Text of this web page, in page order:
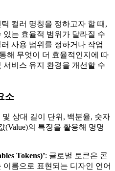
컬러 명칭을 정하고자 할 때,
는 효율적 범위가 달라질 수
사용 범위를 정하거나 작업
해 무엇이 더 효율적인지에 따
비스 유지 환경을 개선할 수
소
및 상대 길이 단위, 백분율, 숫자
(Value)의 특징을 활용해 명명
Tokens)’: 글로벌 토큰은 콘
름으로 표현되는 디자인 언어